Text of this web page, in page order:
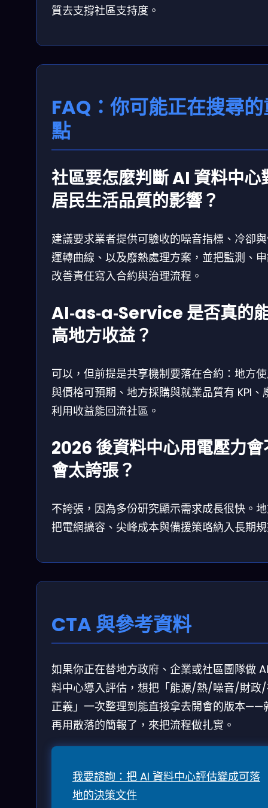
質去支撐社區支持度。
FAQ：你可能正在搜尋
點
社區要怎麼判斷 AI 資料中心
居民生活品質的影響？
建議要求業者提供可驗收的噪音指標、冷卻
運轉曲線、以及廢熱處理方案，並把監測、
改善責任寫入合約與治理流程。
AI‑as‑a‑Service 是否真的
高地方收益？
可以，但前提是共享機制要落在合約：地方
與價格可預期、地方採購與就業品質有 KPI、
利用收益能回流社區。
2026 後資料中心用電壓力會
會太誇張？
不誇張，因為多份研究顯示需求成長很快。
把電網擴容、尖峰成本與備援策略納入長期
CTA 與參考資料
如果你正在替地方政府、企業或社區團隊做
料中心導入評估，想把「能源/熱/噪音/財政
正義」一次整理到能直接拿去開會的版本——
再用散落的簡報了，來把流程做扎實。
我要諮詢：把 AI 資料中心評估變成可落
地的決策文件